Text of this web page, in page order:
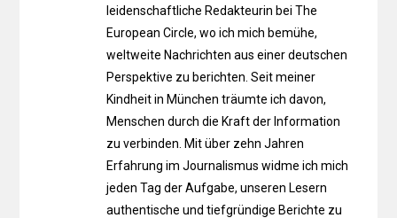
leidenschaftliche Redakteurin bei The
European Circle, wo ich mich bemühe,
weltweite Nachrichten aus einer deutschen
Perspektive zu berichten. Seit meiner
Kindheit in München träumte ich davon,
Menschen durch die Kraft der Information
zu verbinden. Mit über zehn Jahren
Erfahrung im Journalismus widme ich mich
jeden Tag der Aufgabe, unseren Lesern
authentische und tiefgründige Berichte zu